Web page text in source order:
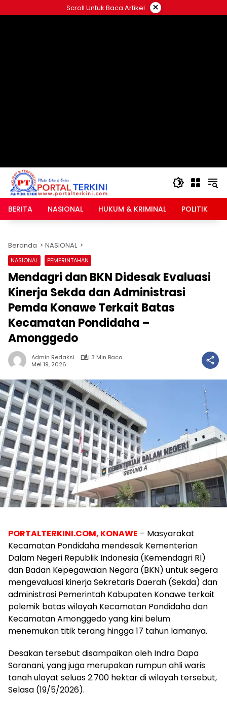
ke
Scroll Untuk Baca Artikel ×
BERITA NASIONAL HUKUM & KRIMINAL POLITIK
Beranda NASIONAL
NASIONAL PEMERINTAHAN
Mendagri dan BKN Didesak Evaluasi
Kinerja Sekda dan Administrasi
Pemda Konawe Terkait Batas
Kecamatan Pondidaha –
Amonggedo
Admin Redaksi
3 Min Baca
Mei 19, 2026
PORTALTERKINI.COM, KONAWE – Masyarakat
Kecamatan Pondidaha mendesak Kementerian
Dalam Negeri Republik Indonesia (Kemendagri RI)
dan Badan Kepegawaian Negara (BKN) untuk segera
mengevaluasi kinerja Sekretaris Daerah (Sekda) dan
administrasi Pemerintah Kabupaten Konawe terkait
polemik batas wilayah Kecamatan Pondidaha dan
Kecamatan Amonggedo yang kini belum
menemukan titik terang hingga 17 tahun lamanya.
Desakan tersebut disampaikan oleh Indra Dapa
Saranani, yang juga merupakan rumpun ahli waris
tanah ulayat seluas 2.700 hektar di wilayah tersebut,
Selasa (19/5/2026).